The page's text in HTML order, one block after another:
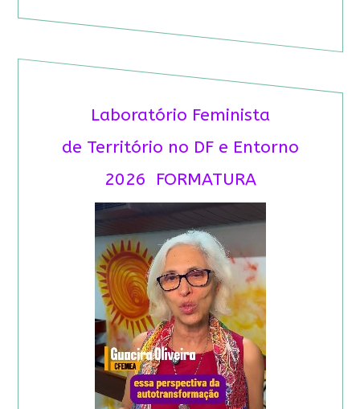
Laboratório Feminista
de Território no DF e Entorno
2026 FORMATURA